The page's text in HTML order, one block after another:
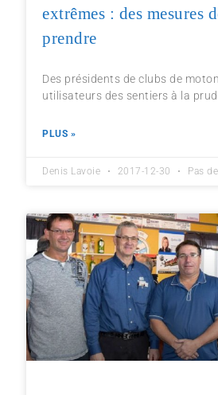
extrêmes : des mesures
prendre
Des présidents de clubs de
utilisateurs des sentiers à la
PLUS »
Denis Lavoie 2017-12-30 Pas